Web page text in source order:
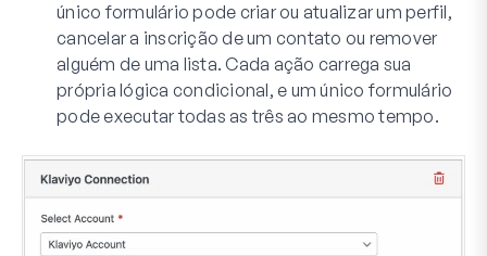
único formulário pode criar ou atualizar um perfil,
cancelar a inscrição de um contato ou remover
alguém de uma lista. Cada ação carrega sua
própria lógica condicional, e um único formulário
pode executar todas as três ao mesmo tempo.